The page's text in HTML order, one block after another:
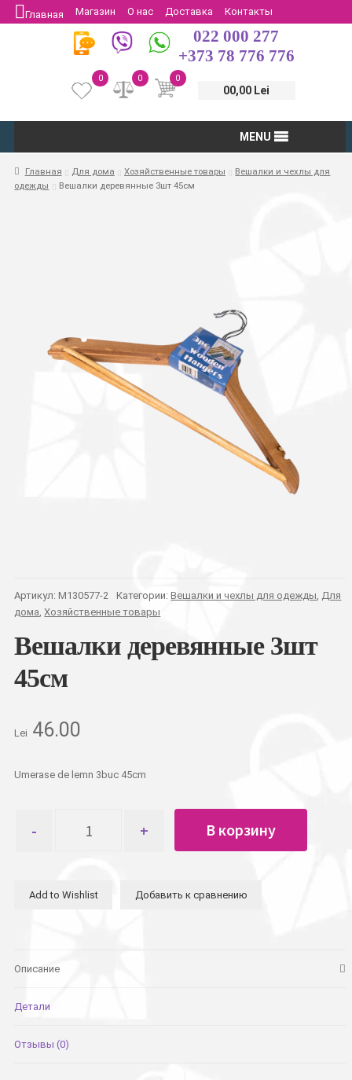
Главная Магазин О нас Доставка
Контакты
Защита потребителей
Возврат
022 000 277
+373 78 776 776
0
00,00 Lei
0
0
MENU
Главная Для дома Хозяйственные товары
Вешалки и чехлы для
одежды
Вешалки деревянные 3шт 45см
Артикул: M130577-2 Категории:Вешалки и чехлы для одежды, Для
дома,Хозяйственные товары
Вешалки деревянные 3шт
45см
Lei 46.00
Umerase de lemn 3buc 45cm
товара
45см
В корзину
Add to Wishlist Добавить к сравнению
Описание
Детали
Отзывы (0)